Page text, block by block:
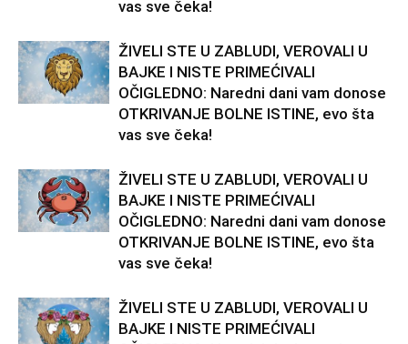
vas sve čeka!
ŽIVELI STE U ZABLUDI, VEROVALI U
BAJKE I NISTE PRIMEĆIVALI
OČIGLEDNO: Naredni dani vam donose
OTKRIVANJE BOLNE ISTINE, evo šta
vas sve čeka!
ŽIVELI STE U ZABLUDI, VEROVALI U
BAJKE I NISTE PRIMEĆIVALI
OČIGLEDNO: Naredni dani vam donose
OTKRIVANJE BOLNE ISTINE, evo šta
vas sve čeka!
ŽIVELI STE U ZABLUDI, VEROVALI U
BAJKE I NISTE PRIMEĆIVALI